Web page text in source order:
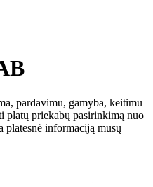
pardavimu, gamyba, keitimu
platų priekabų pasirinkimą nuo
informaciją mūsų